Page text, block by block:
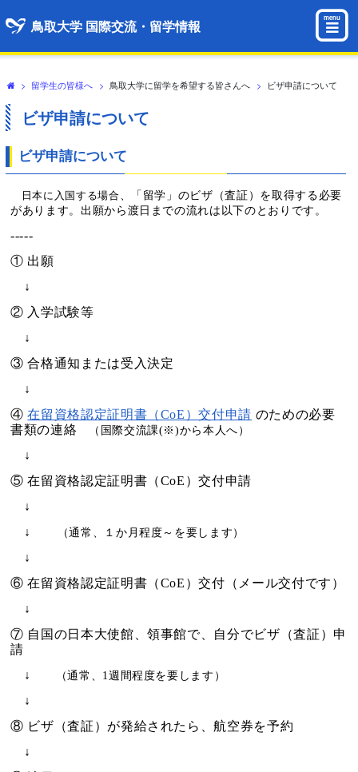
鳥取大学 国際交流・留学情報 menu
> 留学生の皆様へ > 鳥取大学に留学を希望する皆さんへ > ビザ申請について
ビザ申請について
ビザ申請について
日本に入国する場合 、「留学」のビザ（査証）を取得する必要
があります。出願から渡日までの流れは以下のとおりです。
-----
① 出願
↓
② 入学試験等
↓
③ 合格通知または受入決定
↓
④在留資格認定証明書（CoE）交付申請 のための必要
書類の連絡 （国際交流課(※)から本人へ）
↓
⑤ 在留資格認定証明書（CoE）交付申請
↓
↓
（通常、１か月程度～を要します）
↓
⑥ 在留資格認定証明書（CoE）交付（メール交付です）
↓
⑦ 自国の日本大使館、領事館で、自分でビザ（査証）申
請
↓
（通常、1週間程度を要します）
↓
⑧ ビザ（査証）が発給されたら、航空券を予約
↓